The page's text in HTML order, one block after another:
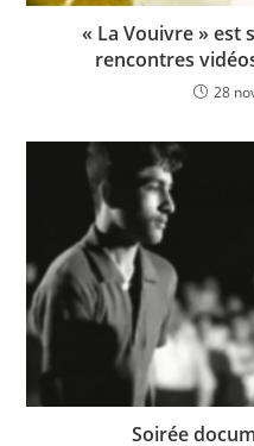
« La Vouivre » est
rencontres
28
Soirée